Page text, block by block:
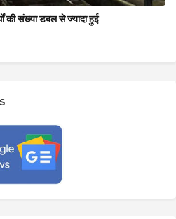
की संख्या डबल से ज्यादा हुई